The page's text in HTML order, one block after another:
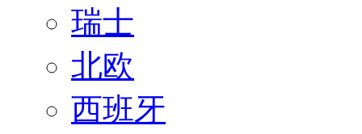
瑞士
北欧
西班牙